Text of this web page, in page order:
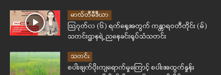
မာလ်တီမီဒီယာ
ဩဂုတ်လ (၆) ရက်နေ့အတွက် ကန္တာရဝတီတိုင်း (မ်)
သတင်းဌာနရဲ့ ညနေခင်းရုပ်သံသတင်း
သတင်း
စပါးဖျက်ပိုးကျရောက်မှုကြောင့် စပါးအထွက်နှုန်း